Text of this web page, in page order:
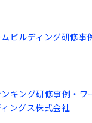
ビルディング研修事
キング研修事例・ワ
ングス株式会社